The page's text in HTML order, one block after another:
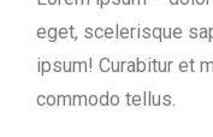
eget, scelerisque
ipsum! Curabitur et
commodo tellus.